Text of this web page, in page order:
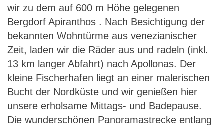
wir zu dem auf 600 m Höhe gelegenen
Bergdorf Apiranthos . Nach Besichtigung der
bekannten Wohntürme aus venezianischer
Zeit, laden wir die Räder aus und radeln (inkl.
13 km langer Abfahrt) nach Apollonas. Der
kleine Fischerhafen liegt an einer malerischen
Bucht der Nordküste und wir genießen hier
unsere erholsame Mittags- und Badepause.
Die wunderschönen Panoramastrecke entlang